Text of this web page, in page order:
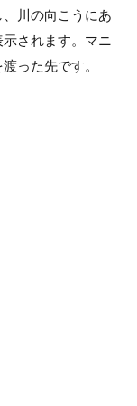
川の向こうにあ
されます。マニ
った先です。